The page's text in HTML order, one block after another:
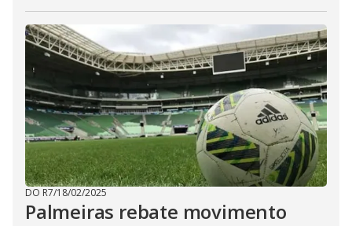
DO R7/18/02/2025
Palmeiras rebate movimento